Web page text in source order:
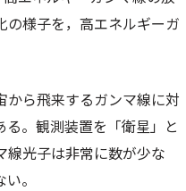
様子を，高エネルギーガ
から飛来するガンマ線に対
。観測装置を「衛星」と
線光子は非常に数が少な
。